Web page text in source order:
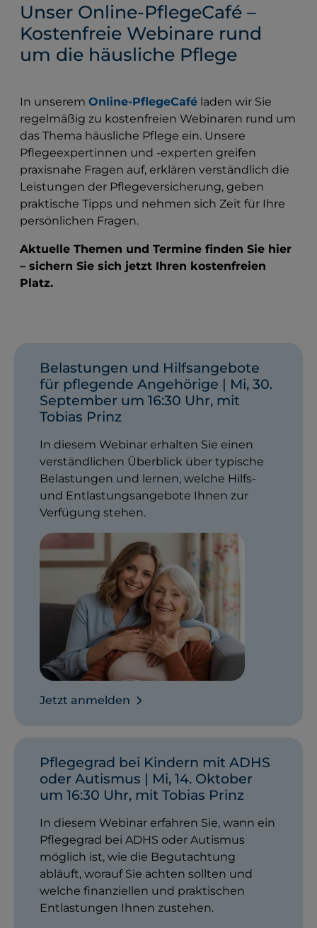
Unser Online-PflegeCafé –
Kostenfreie Webinare rund
um die häusliche Pflege
In unserem Online-PflegeCafé laden wir Sie
regelmäßig zu kostenfreien Webinaren rund um
das Thema häusliche Pflege ein. Unsere
Pflegeexpertinnen und -experten greifen
praxisnahe Fragen auf, erklären verständlich die
Leistungen der Pflegeversicherung, geben
praktische Tipps und nehmen sich Zeit für Ihre
persönlichen Fragen.
Aktuelle Themen und Termine finden Sie hier
– sichern Sie sich jetzt Ihren kostenfreien
Platz.
Belastungen und Hilfsangebote
für pflegende Angehörige | Mi, 30.
September um 16:30 Uhr, mit
Tobias Prinz
In diesem Webinar erhalten Sie einen
verständlichen Überblick über typische
Belastungen und lernen, welche Hilfs-
und Entlastungsangebote Ihnen zur
Verfügung stehen.
Jetzt anmelden
Pflegegrad bei Kindern mit ADHS
oder Autismus | Mi, 14. Oktober
um 16:30 Uhr, mit Tobias Prinz
In diesem Webinar erfahren Sie, wann ein
Pflegegrad bei ADHS oder Autismus
möglich ist, wie die Begutachtung
abläuft, worauf Sie achten sollten und
welche finanziellen und praktischen
Entlastungen Ihnen zustehen.